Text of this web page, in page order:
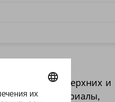
верхних и
гильз, материалы,